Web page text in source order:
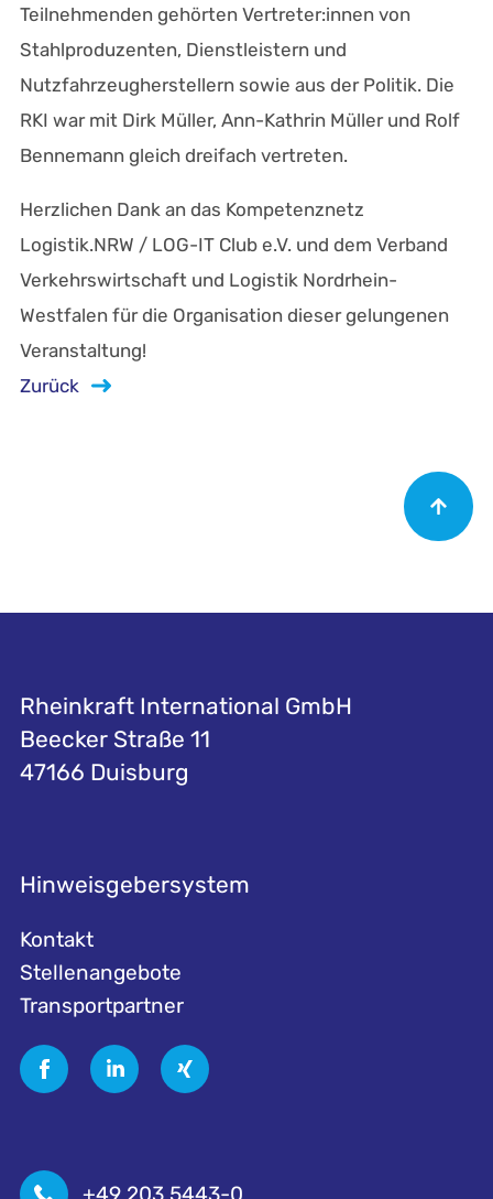
Teilnehmenden gehörten Vertreter:innen von
Stahlproduzenten, Dienstleistern und
Nutzfahrzeugherstellern sowie aus der Politik. Die
RKI war mit Dirk Müller, Ann-Kathrin Müller und Rolf
Bennemann gleich dreifach vertreten.
Herzlichen Dank an das Kompetenznetz
Logistik.NRW / LOG-IT Club e.V. und dem Verband
Verkehrswirtschaft und Logistik Nordrhein-
Westfalen für die Organisation dieser gelungenen
Veranstaltung!
Zurück
Rheinkraft International GmbH
Beecker Straße 11
47166 Duisburg
Hinweisgebersystem
Kontakt
Stellenangebote
Transportpartner